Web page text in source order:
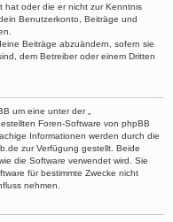
hat oder die er nicht zur Kenntnis
Benutzerkonto, Beiträge und
Beiträge abzuändern, sofern sie
dem Betreiber oder einem Dritten
um eine unter der „
Foren-Software von phpBB
Informationen werden durch die
zur Verfügung gestellt. Beide
die Software verwendet wird. Sie
für bestimmte Zwecke nicht
nehmen.